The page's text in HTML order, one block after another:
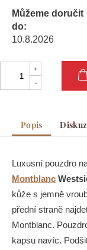
Můžeme doručit
do:
10.8.2026
Popis
Luxusní pouzdro
Montblanc
kůže s jemně
přední straně
Montblanc.
kapsu navíc.